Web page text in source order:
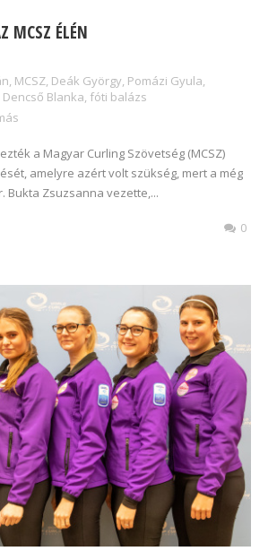
MCSZ ÉLÉN
, MCSZ, Deák György, Pomázi Gyula,
Dencső Blanka, fóti balázs
a Magyar Curling Szövetség (MCSZ)
amelyre azért volt szükség, mert a még
Bukta Zsuzsanna vezette,...
0